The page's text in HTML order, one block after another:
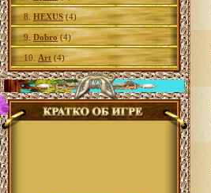
8. HEXUS(4)
9. Dobro(4)
10. Art (4)